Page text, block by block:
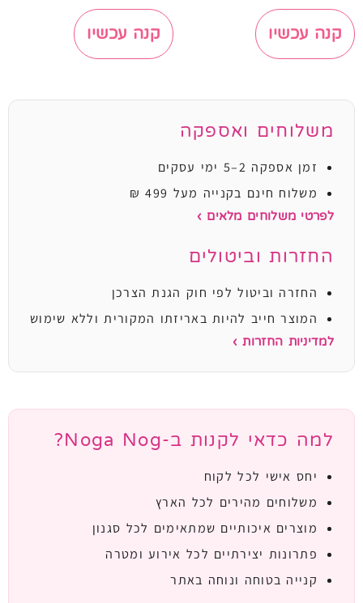
קנה עכשיו קנה עכשיו
משלוחים ואספקה
זמן אספקה 2–5 ימי עסקים
משלוח חינם בקנייה מעל 499 ₪
לפרטי משלוחים מלאים ›
החזרות וביטולים
החזרה וביטול לפי חוק הגנת הצרכן
המוצר חייב להיות באריזתו המקורית וללא שימוש
למדיניות החזרות ›
למה כדאי לקנות ב-Noga Nog?
יחס אישי לכל לקוח
משלוחים מהירים לכל הארץ
מוצרים איכותיים שמתאימים לכל סגנון
פתרונות יצירתיים לכל אירוע ומטרה
קנייה בטוחה ונוחה באתר